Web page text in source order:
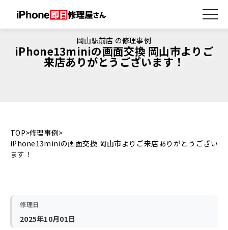
岡山駅前店 の修理事例
iPhone13miniの画面交換 岡山市よりご
来店ありがとうございます！
TOP 修理事例
iPhone13miniの画面交換 岡山市よりご来店ありがとうござい
ます！
修理日
2025年10月01日